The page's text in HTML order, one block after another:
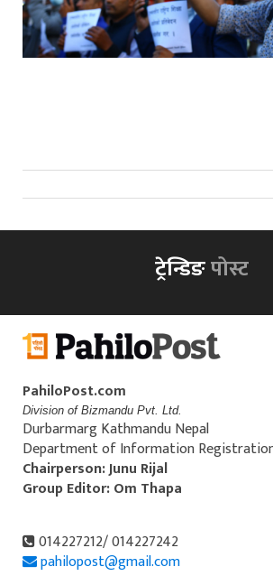
ट्रेन्डिङपोस्ट
PahiloPost.com
Division of Bizmandu Pvt. Ltd.
Durbarmarg Kathmandu Nepal
Department of Information
Chairperson: Junu Rijal
Group Editor: Om Thapa
014227212/ 014227242
pahilopost@gmail.com